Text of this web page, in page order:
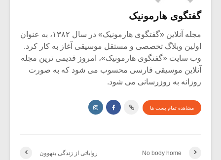
گفتگوی هارمونیک
مجله آنلاین «گفتگوی هارمونیک» در سال ۱۳۸۲، به عنوان
اولین وبلاگ تخصصی و مستقل موسیقی آغاز به کار کرد.
وب سایت «گفتگوی هارمونیک»، امروز قدیمی ترین مجله
آنلاین موسیقی فارسی محسوب می شود که به صورت
روزانه به روزرسانی می شود.
مشاهده تمام پست ها
روایاتی از زندگی بتهوون No body home